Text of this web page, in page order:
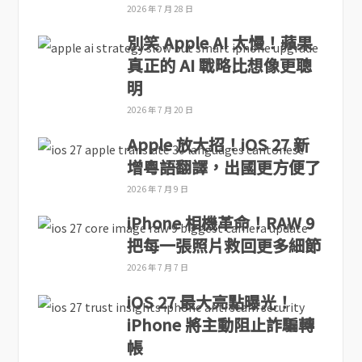
2026 年 7 月 28 日
別笑 Apple AI 太慢！蘋果
真正的 AI 戰略比想像更聰
明
2026 年 7 月 20 日
Apple 放大招！iOS 27 新
增粵語翻譯，出國更方便了
2026 年 7 月 9 日
iPhone 相機革命！RAW 9
把每一張照片救回更多細節
2026 年 7 月 7 日
iOS 27 最大亮點曝光！
iPhone 將主動阻止詐騙轉
帳